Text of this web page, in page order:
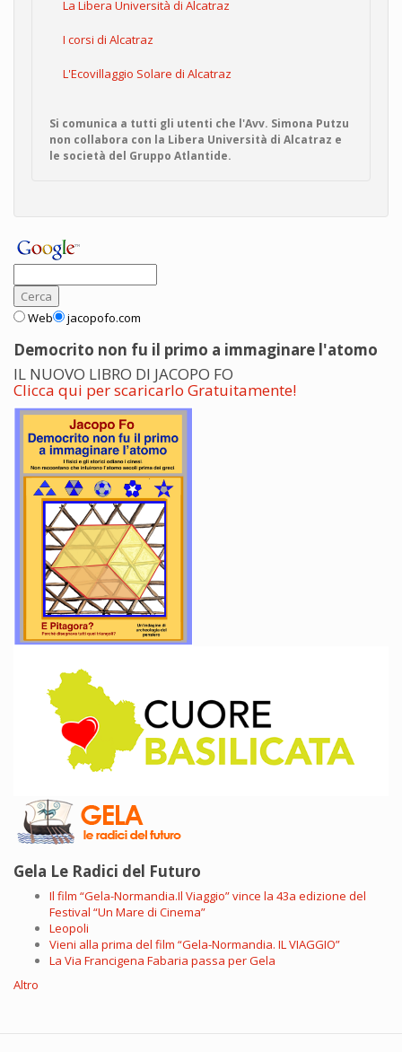
La Libera Università di Alcatraz
I corsi di Alcatraz
L'Ecovillaggio Solare di Alcatraz
Si comunica a tutti gli utenti che l'Avv. Simona Putzu
non collabora con la Libera Università di Alcatraz e
le società del Gruppo Atlantide.
Web jacopofo.com
Democrito non fu il primo a immaginare l'atomo
IL NUOVO LIBRO DI JACOPO FO
Clicca qui per scaricarlo Gratuitamente!
Gela Le Radici del Futuro
Il film “Gela-Normandia.Il Viaggio” vince la 43a edizione del
Festival “Un Mare di Cinema”
Leopoli
Vieni alla prima del film “Gela-Normandia. IL VIAGGIO”
La Via Francigena Fabaria passa per Gela
Altro